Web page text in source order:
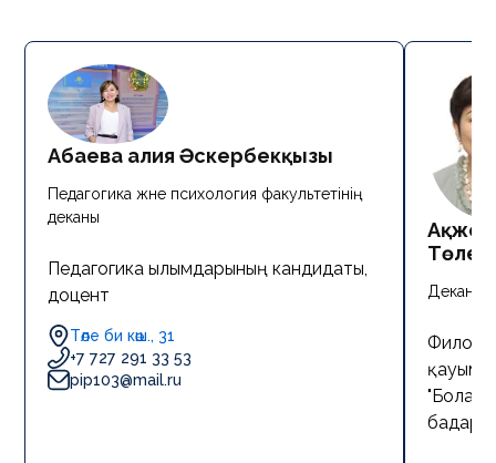
Абаева Ғалия Әскербекқызы
Педагогика және психология факультетінің
деканы
Педагогика ғылымдарының кандидаты,
доцент
Төле би көш., 31
+7 727 291 33 53
pip103@mail.ru